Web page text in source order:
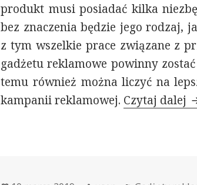
produkt musi posiadać kilka
bez znaczenia będzie jego rodzaj,
z tym wszelkie prace związane z
gadżetu reklamowe powinny
temu również można liczyć na
kampanii reklamowej. Czytaj dalej